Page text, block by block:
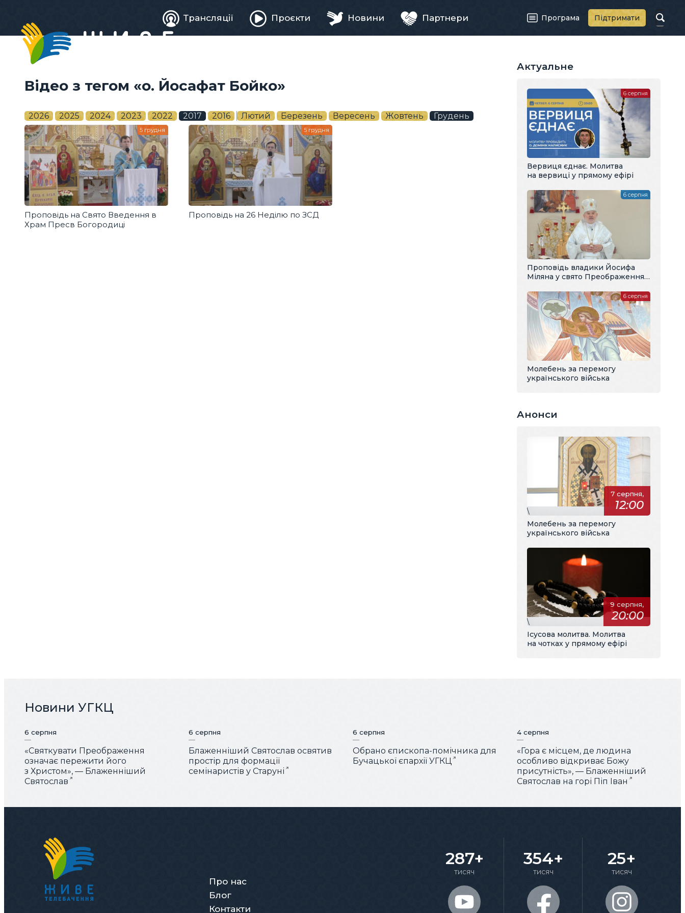
Живе
телебачення
Трансляції Проєкти Новини Партнери Програма Підтримати
Відео з тегом «о. Йосафат Бойко»
2026 2025 2024 2023 2022 2017 2016 Лютий Березень Вересень Жовтень Грудень
Проповідь на Свято Введення в
Храм Пресв Богородиці
5 грудня
Проповідь на 26 Неділю по ЗСД
5 грудня
Актуальне
Вервиця єднає. Молитва
на вервиці у прямому ефірі
6 серпня
Проповідь владики Йосифа
Міляна у свято Преображення
6 серпня
Молебень за перемогу
українського війська
6 серпня
Анонси
7 серпня,
12:00
\
Молебень за перемогу
українського війська
9 серпня,
20:00
\
Ісусова молитва. Молитва
на чотках у прямому ефірі
Новини УГКЦ
6 серпня
«Святкувати Преображення
означає пережити його
з Христом», — Блаженніший
Святослав
6 серпня
Блаженніший Святослав освятив
простір для формації
семінаристів у Старуні
6 серпня
Обрано єпископа-помічника для
Бучацької єпархії УГКЦ
4 серпня
«Гора є місцем, де людина
особливо відкриває Божу
присутність», — Блаженніший
Святослав на горі Піп Іван
Про нас
Блог
Контакти
287+
тисяч
354+
тисяч
25+
тисяч